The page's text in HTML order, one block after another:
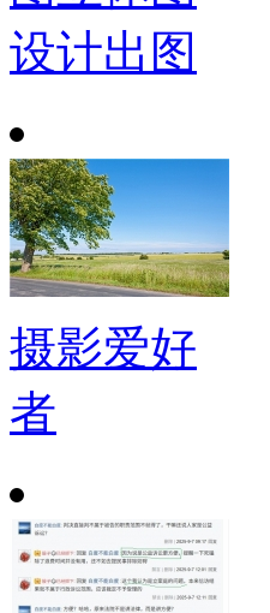
设计出图
摄影爱好
者